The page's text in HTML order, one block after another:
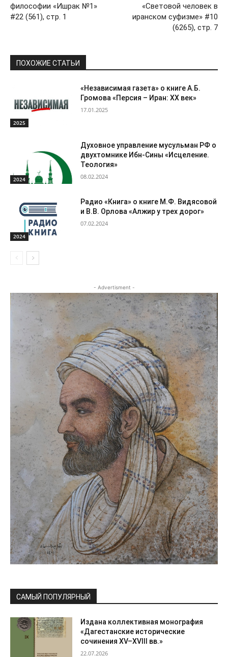
философии «Ишрак №1»
#22 (561), стр. 1
«Световой человек в
иранском суфизме» #10
(6265), стр. 7
ПОХОЖИЕ СТАТЬИ
2025
«Независимая газета» о книге А.Б.
Громова «Персия – Иран: ХХ век»
17.01.2025
2024
Духовное управление мусульман РФ о
двухтомнике Ибн-Сины «Исцеление.
Теология»
08.02.2024
2024
Радио «Книга» о книге М.Ф. Видясовой
и В.В. Орлова «Алжир у трех дорог»
07.02.2024
- Advertisment -
САМЫЙ ПОПУЛЯРНЫЙ
Издана коллективная монография
«Дагестанские исторические
сочинения XV–XVIII вв.»
22.07.2026